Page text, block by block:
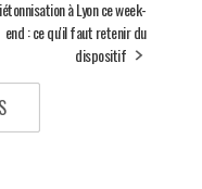
à Lyon ce week-
end : ce qu'il faut retenir du
dispositif